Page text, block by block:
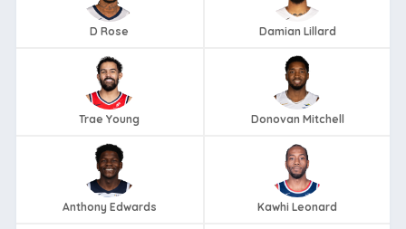
D Rose Damian Lillard
Trae Young Donovan Mitchell
Anthony Edwards Kawhi Leonard